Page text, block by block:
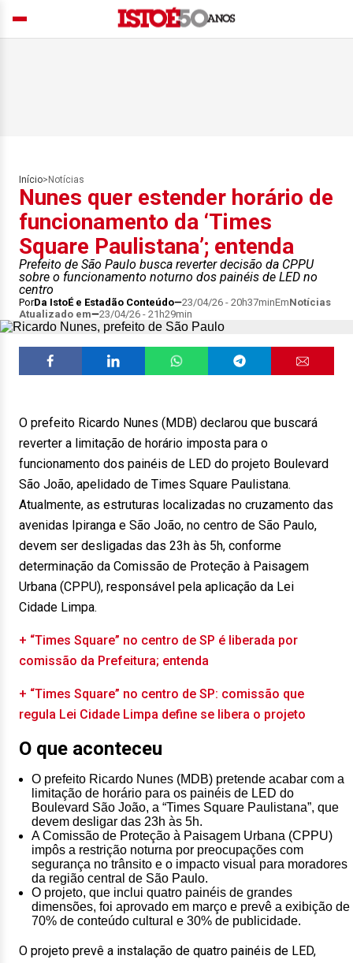
Início> Notícias
Nunes quer estender horário de
funcionamento da ‘Times
Square Paulistana’; entenda
Prefeito de São Paulo busca reverter decisão da CPPU
sobre o funcionamento noturno dos painéis de LED no
centro
PorDa IstoÉ e Estadão Conteúdo 23/04/26 - 20h37minEmNotícias
Atualizado em
23/04/26 - 21h29min
O prefeito Ricardo Nunes (MDB) declarou que buscará
reverter a limitação de horário imposta para o
funcionamento dos painéis de LED do projeto Boulevard
São João, apelidado de Times Square Paulistana.
Atualmente, as estruturas localizadas no cruzamento das
avenidas Ipiranga e São João, no centro de São Paulo,
devem ser desligadas das 23h às 5h, conforme
determinação da Comissão de Proteção à Paisagem
Urbana (CPPU), responsável pela aplicação da Lei
Cidade Limpa.
+ “Times Square” no centro de SP é liberada por
comissão da Prefeitura; entenda
+ “Times Square” no centro de SP: comissão que
regula Lei Cidade Limpa define se libera o projeto
O que aconteceu
O prefeito Ricardo Nunes (MDB) pretende acabar com a
limitação de horário para os painéis de LED do
Boulevard São João, a “Times Square Paulistana”, que
devem desligar das 23h às 5h.
A Comissão de Proteção à Paisagem Urbana (CPPU)
impôs a restrição noturna por preocupações com
segurança no trânsito e o impacto visual para moradores
da região central de São Paulo.
O projeto, que inclui quatro painéis de grandes
dimensões, foi aprovado em março e prevê a exibição de
70% de conteúdo cultural e 30% de publicidade.
O projeto prevê a instalação de quatro painéis de LED,